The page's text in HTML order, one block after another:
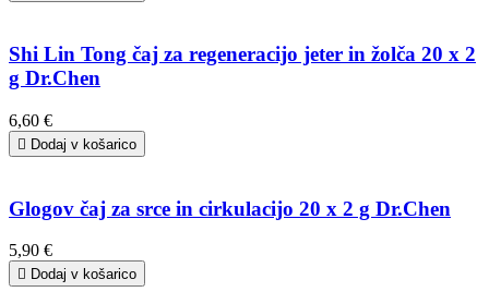
Shi Lin Tong čaj za regeneracijo jeter in žolča 20 x 2
g Dr.Chen
6,60 €
 Dodaj v košarico
Glogov čaj za srce in cirkulacijo 20 x 2 g Dr.Chen
5,90 €
 Dodaj v košarico